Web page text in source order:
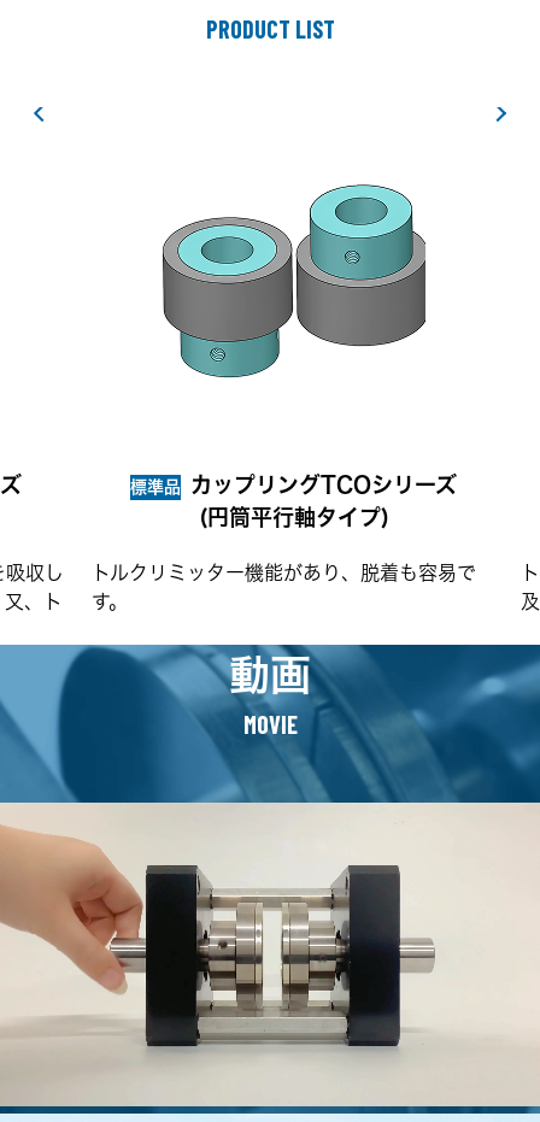
PRODUCT LIST
吸収し
、ト
標準品
カップリングTCOシリーズ
(円筒平行軸タイプ)
トルクリミッター機能があり、脱着も容易で
す。
動画
MOVIE